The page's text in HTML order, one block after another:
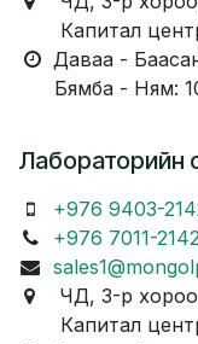
Капитал
Даваа -
Бямба - Ням:
Лабораторийн
+976 9403-
+976 7011-
ЧД, 3-р
Капитал